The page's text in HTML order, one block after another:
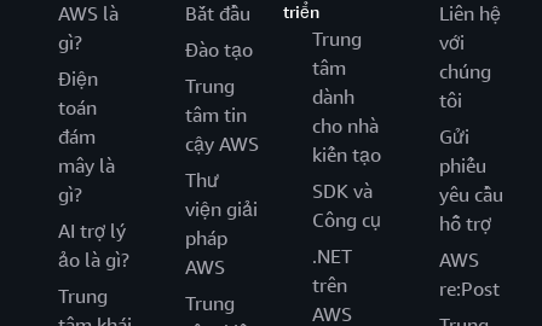
AWS là
gì?
Điện
toán
đám
mây là
gì?
AI trợ lý
ảo là gì?
Trung
Bắt đầu
Đào tạo
Trung
tâm tin
cậy AWS
Thư
viện giải
pháp
AWS
Trung
triển
Trung
tâm
dành
cho nhà
kiến tạo
SDK và
Công cụ
.NET
trên
AWS
Liên hệ
với
chúng
tôi
Gửi
phiếu
yêu cầu
hỗ trợ
AWS
re:Post